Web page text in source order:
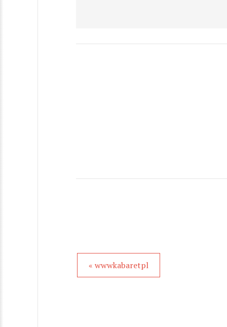
« wwwkabaretpl